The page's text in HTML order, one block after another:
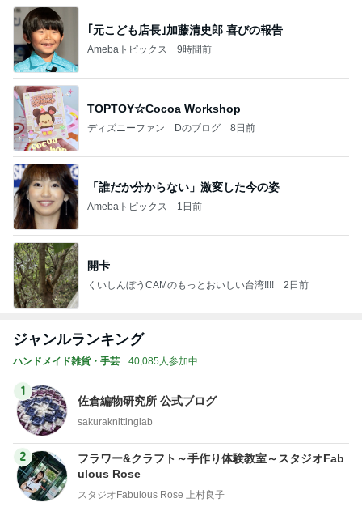
｢元こども店長｣加藤清史郎 喜びの報告
Amebaトピックス 9時間前
TOPTOY☆Cocoa Workshop
ディズニーファン Dのブログ 8日前
「誰だか分からない」激変した今の姿
Amebaトピックス 1日前
開卡
くいしんぼうCAMのもっとおいしい台湾!!!! 2日前
ジャンルランキング
ハンドメイド雑貨・手芸 40,085人参加中
1
佐倉編物研究所 公式ブログ
sakuraknittinglab
2
フラワー&クラフト～手作り体験教室～スタジオFab
ulous Rose
スタジオFabulous Rose 上村良子